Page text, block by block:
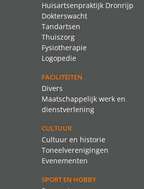
Huisartsenpraktijk Dronrijp
Dokterswacht
Tandartsen
Thuiszorg
Fysiotherapie
Logopedie
FACILITEITEN
Divers
Maatschappelijk werk en
dienstverlening
CULTUUR
Cultuur en historie
Toneelverenigingen
Evenementen
SPORT EN HOBBY